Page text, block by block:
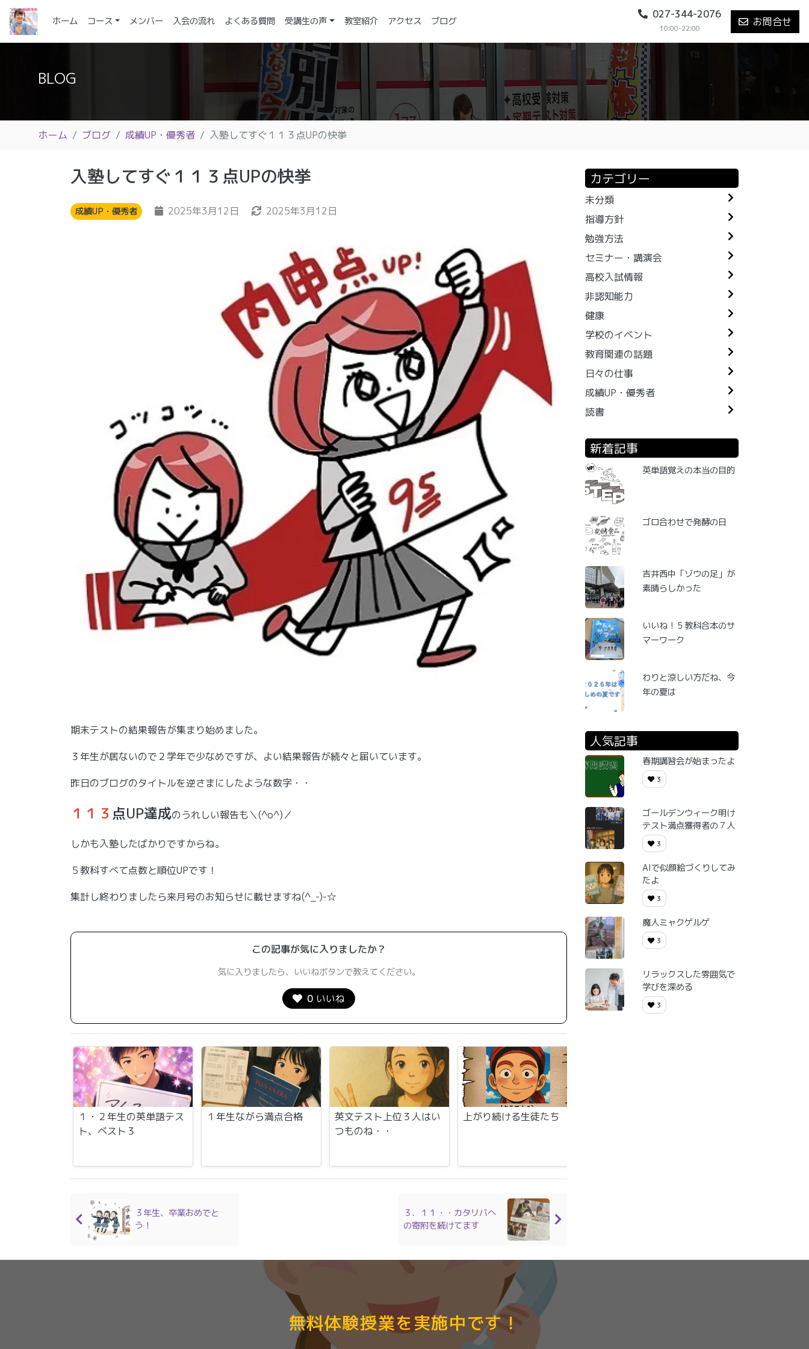
ホーム(current)
コース メンバー 入会の流れ よくある質問 受講生の声 教室紹介 アクセス ブログ
027-344-2076
10:00-22:00
お問合せ
BLOG
ホーム ブログ 成績UP・優秀者 入塾してすぐ１１３点UPの快挙
入塾してすぐ１１３点UPの快挙
成績UP・優秀者 2025年3月12日 2025年3月12日
期末テストの結果報告が集まり始めました。
３年生が居ないので２学年で少なめですが、よい結果報告が続々と届いています。
昨日のブログのタイトルを逆さまにしたような数字・・
１１３ 点UP達成のうれしい報告も＼(^o^)／
しかも入塾したばかりですからね。
５教科すべて点数と順位UPです！
集計し終わりましたら来月号のお知らせに載せますね(^_-)-☆
この記事が気に入りましたか？
気に入りましたら、いいねボタンで教えてください。
0 いいね
１・２年生の英単語テス
ト、ベスト３
１年生ながら満点合格
英文テスト上位３人はい
つものね・・
上がり続ける生徒たち
３年生、卒業おめでと
う！
３．１１・・カタリバへ
の寄附を続けてます
カテゴリー
未分類
指導方針
勉強方法
セミナー・講演会
高校入試情報
非認知能力
健康
学校のイベント
教育関連の話題
日々の仕事
成績UP・優秀者
読書
新着記事
英単語覚えの本当の目的
ゴロ合わせで発酵の日
吉井西中「ゾウの足」が
素晴らしかった
いいね！５教科合本のサ
マーワーク
わりと涼しい方だね、今
年の夏は
人気記事
春期講習会が始まったよ
3
ゴールデンウィーク明け
テスト満点獲得者の７人
3
AIで似顔絵づくりしてみ
たよ
3
魔人ミャクゲルゲ
3
リラックスした雰囲気で
学びを深める
3
無料体験授業を実施中です！